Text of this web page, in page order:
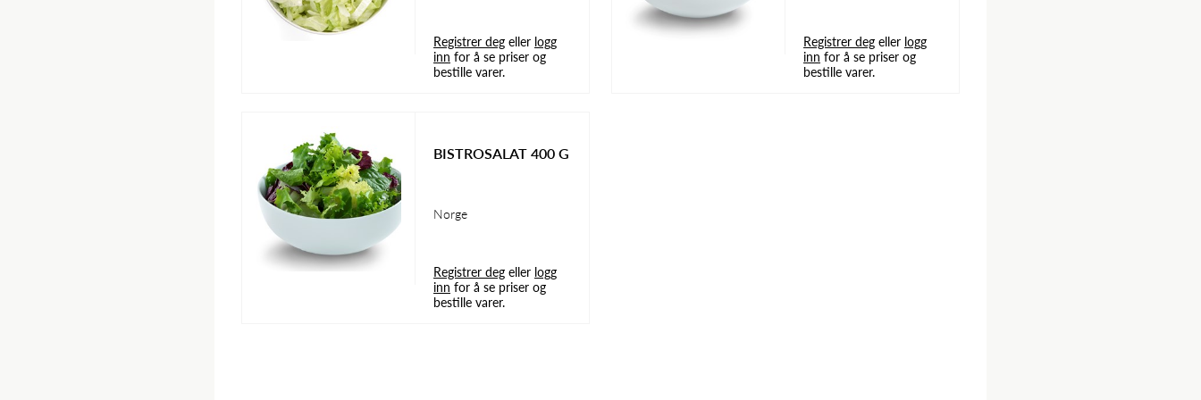
Registrer deg eller logg
inn for å se priser og
bestille varer.
Registrer deg eller logg
inn for å se priser og
bestille varer.
BISTROSALAT 400 G
Norge
Registrer deg eller logg
inn for å se priser og
bestille varer.